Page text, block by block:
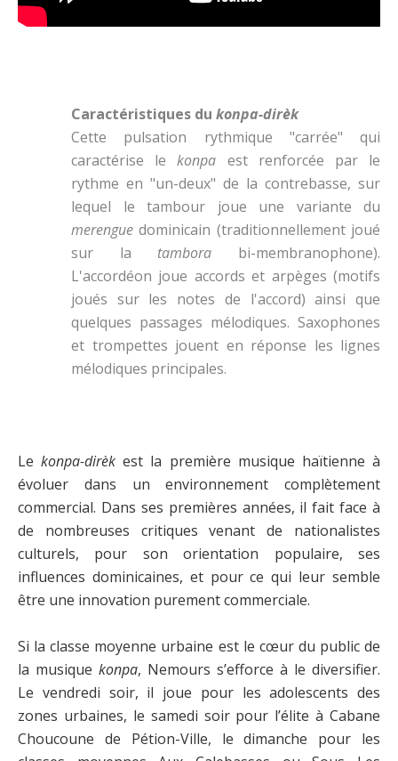
Caractéristiques du konpa-dirèk
Cette pulsation rythmique "carrée" qui
caractérise lekonpa est renforcée par le
rythme en "un-deux" de la contrebasse, sur
lequel le tambour joue une variante du
merengue dominicain (traditionnellement joué
sur la tambora bi-membranophone).
L'accordéon joue accords et arpèges (motifs
joués sur les notes de l'accord) ainsi que
quelques passages mélodiques. Saxophones
et trompettes jouent en réponse les lignes
mélodiques principales.
Lekonpa-dirèk est la première musique haïtienne à
évoluer dans un environnement complètement
commercial. Dans ses premières années, il fait face à
de nombreuses critiques venant de nationalistes
culturels, pour son orientation populaire, ses
influences dominicaines, et pour ce qui leur semble
être une innovation purement commerciale.
Si la classe moyenne urbaine est le cœur du public de
la musique konpa, Nemours s’efforce à le diversifier.
Le vendredi soir, il joue pour les adolescents des
zones urbaines, le samedi soir pour l’élite à Cabane
Choucoune de Pétion-Ville, le dimanche pour les